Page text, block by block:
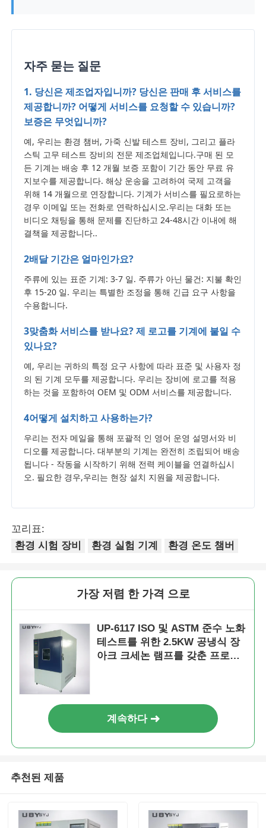
자주 묻는 질문
1. 당신은 제조업자입니까? 당신은 판매 후 서비스를
제공합니까? 어떻게 서비스를 요청할 수 있습니까?
보증은 무엇입니까?
예, 우리는 환경 챔버, 가죽 신발 테스트 장비, 그리고 플라
스틱 고무 테스트 장비의 전문 제조업체입니다.구매 된 모
든 기계는 배송 후 12 개월 보증 포함이 기간 동안 무료 유
지보수를 제공합니다. 해상 운송을 고려하여 국제 고객을
위해 14 개월으로 연장합니다. 기계가 서비스를 필요로하는
경우 이메일 또는 전화로 연락하십시오.우리는 대화 또는
비디오 채팅을 통해 문제를 진단하고 24-48시간 이내에 해
결책을 제공합니다..
2배달 기간은 얼마인가요?
주류에 있는 표준 기계: 3-7 일. 주류가 아닌 물건: 지불 확인
후 15-20 일. 우리는 특별한 조정을 통해 긴급 요구 사항을
수용합니다.
3맞춤화 서비스를 받나요? 제 로고를 기계에 붙일 수
있나요?
예, 우리는 귀하의 특정 요구 사항에 따라 표준 및 사용자 정
의 된 기계 모두를 제공합니다. 우리는 장비에 로고를 적용
하는 것을 포함하여 OEM 및 ODM 서비스를 제공합니다.
4어떻게 설치하고 사용하는가?
우리는 전자 메일을 통해 포괄적 인 영어 운영 설명서와 비
디오를 제공합니다. 대부분의 기계는 완전히 조립되어 배송
됩니다 - 작동을 시작하기 위해 전력 케이블을 연결하십시
오. 필요한 경우,우리는 현장 설치 지원을 제공합니다.
꼬리표:
환경 시험 장비
환경 실험 기계 환경 온도 챔버
가장 저렴 한 가격 으로
UP-6117 ISO 및 ASTM 준수 노화
테스트를 위한 2.5KW 공냉식 장
아크 크세논 램프를 갖춘 프로그
계속하다
추천된 제품